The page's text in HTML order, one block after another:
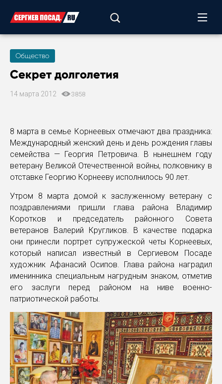
Общество
Секрет долголетия
14 марта 2012 3858
8 марта в семье Корнеевых отмечают два праздника:
Международный женский день и день рождения главы
семейства — Георгия Петровича. В нынешнем году
ветерану Великой Отечественной войны, полковнику в
отставке Георгию Корнееву исполнилось 90 лет.
Утром 8 марта домой к заслуженному ветерану с
поздравлениями пришли глава района Владимир
Коротков и председатель районного Совета
ветеранов Валерий Кругликов. В качестве подарка
они принесли портрет супружеской четы Корнеевых,
который написал известный в Сергиевом Посаде
художник Афанасий Осипов. Глава района наградил
именинника специальным нагрудным знаком, отметив
его заслуги перед районом на ниве военно-
патриотической работы.